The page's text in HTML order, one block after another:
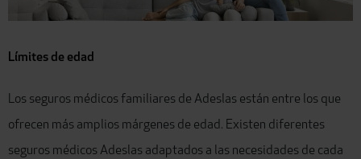
Límites de edad
Los seguros médicos familiares de Adeslas están entre los que
ofrecen más amplios márgenes de edad. Existen diferentes
seguros médicos Adeslas adaptados a las necesidades de cada